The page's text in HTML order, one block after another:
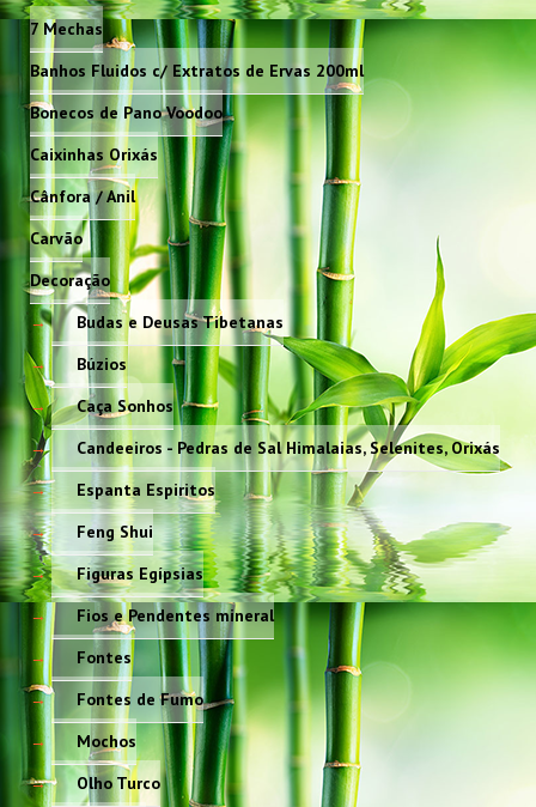
7 Mechas
Banhos Fluidos c/ Extratos de Ervas 200ml
Bonecos de Pano Voodoo
Caixinhas Orixás
Cânfora / Anil
Carvão
Decoração
Budas e Deusas Tibetanas
Búzios
Caça Sonhos
Candeeiros - Pedras de Sal Himalaias, Selenites, Orixás
Espanta Espiritos
Feng Shui
Figuras Egípsias
Fios e Pendentes mineral
Fontes
Fontes de Fumo
Mochos
Olho Turco